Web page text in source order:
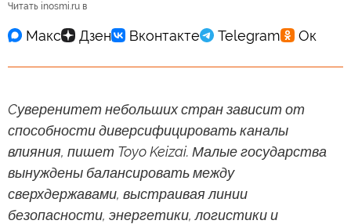
Читать inosmi.ru в
Cуверенитет небольших стран зависит от
способности диверсифицировать каналы
влияния, пишет Toyo Keizai. Малые государства
вынуждены балансировать между
сверхдержавами, выстраивая линии
безопасности, энергетики, логистики и